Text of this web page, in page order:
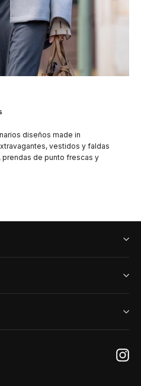
diseños made in
vestidos y faldas
de punto frescas y